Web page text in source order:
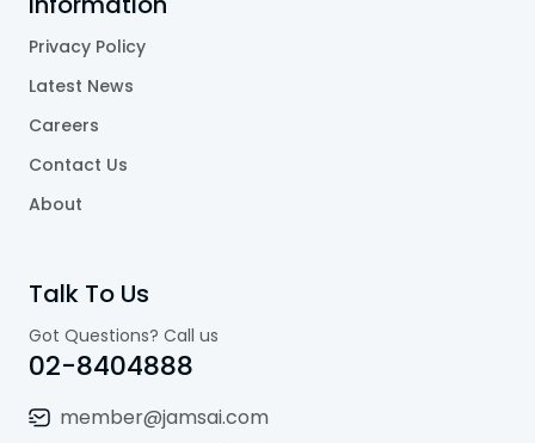
Privacy Policy
Latest News
Careers
Contact Us
About
Talk To Us
Got Questions? Call us
02-8404888
member@jamsai.com